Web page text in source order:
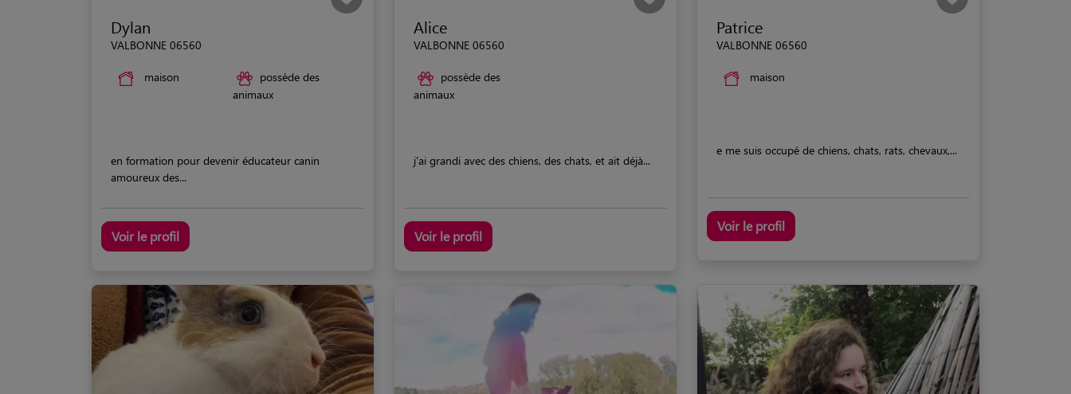
Dylan
VALBONNE 06560
maison
possède des
animaux
en formation pour devenir éducateur canin
amoureux des...
Voir le profil
Alice
VALBONNE 06560
possède des
animaux
j'ai grandi avec des chiens, des chats, et ait déjà...
Voir le profil
Patrice
VALBONNE 06560
maison
e me suis occupé de chiens, chats, rats, chevaux,...
Voir le profil